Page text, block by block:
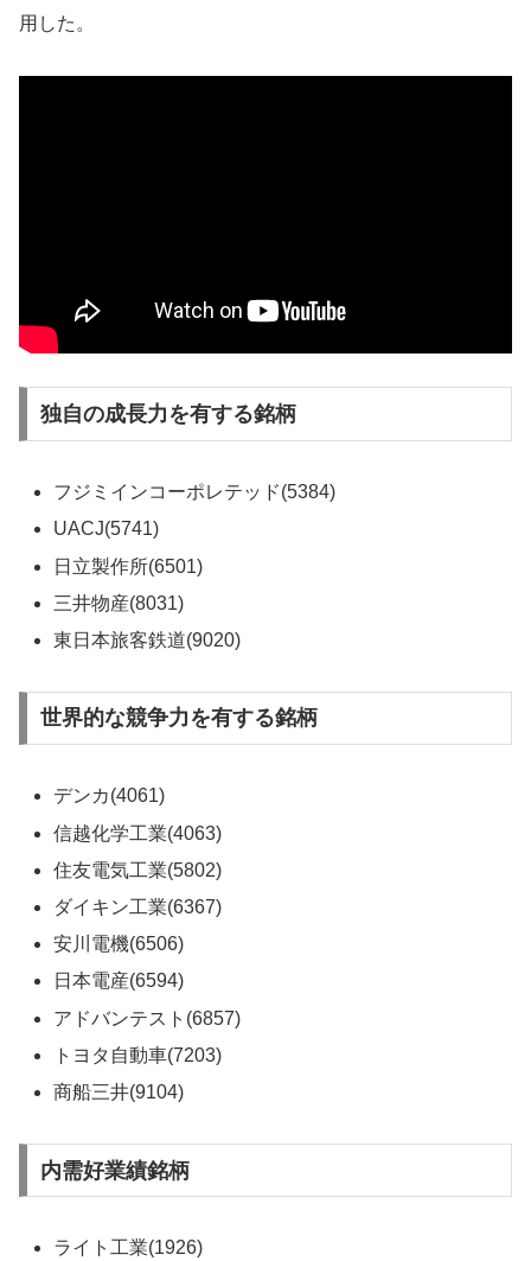
用した。
独自の成長力を有する銘柄
フジミインコーポレテッド(5384)
UACJ(5741)
日立製作所(6501)
三井物産(8031)
東日本旅客鉄道(9020)
世界的な競争力を有する銘柄
デンカ(4061)
信越化学工業(4063)
住友電気工業(5802)
ダイキン工業(6367)
安川電機(6506)
日本電産(6594)
アドバンテスト(6857)
トヨタ自動車(7203)
商船三井(9104)
内需好業績銘柄
ライト工業(1926)